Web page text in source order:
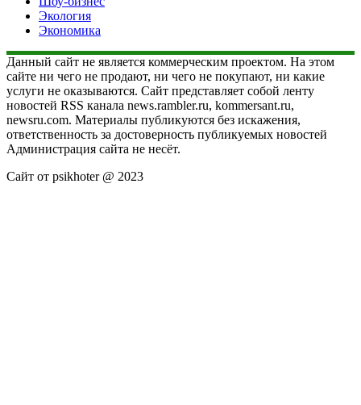
Экология
Экономика
Данный сайт не является коммерческим проектом. На этом
сайте ни чего не продают, ни чего не покупают, ни какие
услуги не оказываются. Сайт представляет собой ленту
новостей RSS канала news.rambler.ru, kommersant.ru,
newsru.com. Материалы публикуются без искажения,
ответственность за достоверность публикуемых новостей
Администрация сайта не несёт.
Сайт от psikhoter @ 2023